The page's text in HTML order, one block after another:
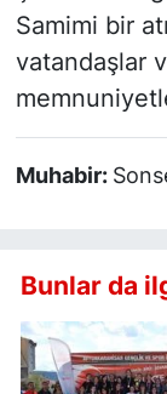
Samimi bir
vatandaşlar
Muhabir:
Bunlar da